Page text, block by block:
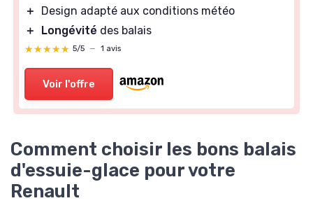
＋
Design adapté aux conditions météo
＋
Longévité des balais
★★★★★
★★★★★ 5/5 — 1 avis
Voir l'offre
Comment choisir les bons balais
d'essuie-glace pour votre
Renault